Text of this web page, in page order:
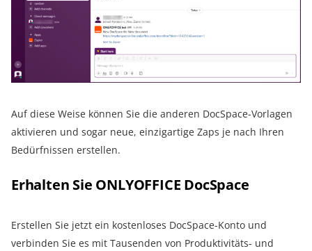
Auf diese Weise können Sie die anderen DocSpace-Vorlagen
aktivieren und sogar neue, einzigartige Zaps je nach Ihren
Bedürfnissen erstellen.
Erhalten Sie ONLYOFFICE DocSpace
Erstellen Sie jetzt ein kostenloses DocSpace-Konto und
verbinden Sie es mit Tausenden von Produktivitäts- und